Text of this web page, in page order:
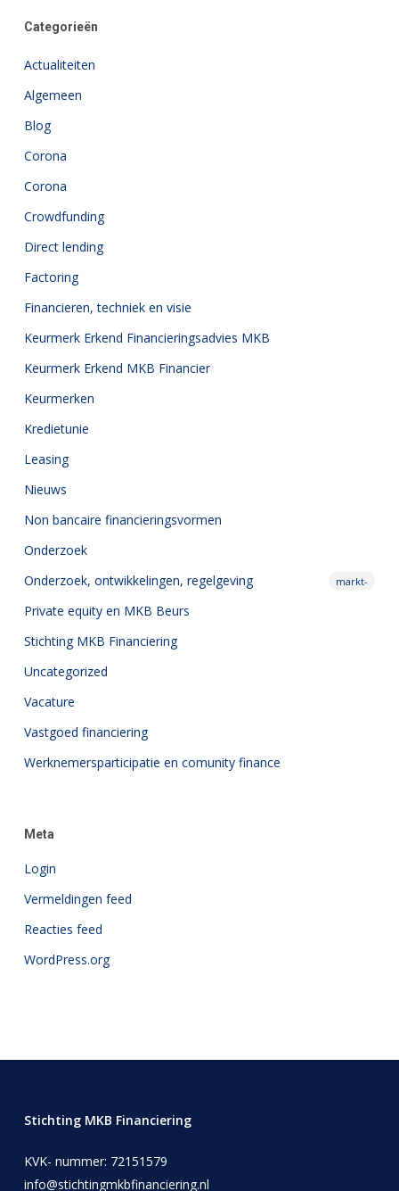
Categorieën
Actualiteiten
Algemeen
Blog
Corona
Corona
Crowdfunding
Direct lending
Factoring
Financieren, techniek en visie
Keurmerk Erkend Financieringsadvies MKB
Keurmerk Erkend MKB Financier
Keurmerken
Kredietunie
Leasing
Nieuws
Non bancaire financieringsvormen
Onderzoek
Onderzoek,
markt-
ontwikkelingen, regelgeving
Private equity en MKB Beurs
Stichting MKB Financiering
Uncategorized
Vacature
Vastgoed financiering
Werknemersparticipatie en comunity finance
Meta
Login
Vermeldingen feed
Reacties feed
WordPress.org
Stichting MKB Financiering
KVK- nummer: 72151579
info@stichtingmkbfinanciering.nl